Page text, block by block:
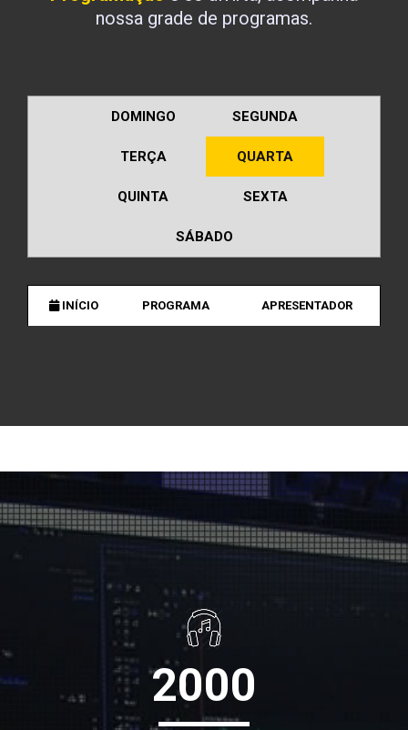
nossa grade de programas.
DOMINGO SEGUNDA
TERÇA QUARTA
QUINTA SEXTA
SÁBADO
INÍCIO PROGRAMA APRESENTADOR
2000